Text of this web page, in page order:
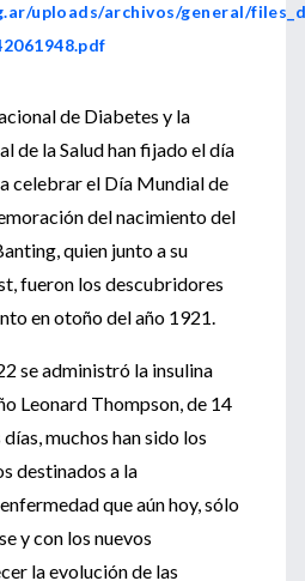
uploads/archivos/general/
de Diabetes y la
de la Salud han fijado el día
celebrar el Día Mundial de
del nacimiento del
quien junto a su
fueron los descubridores
en otoño del año 1921.
se administró la insulina
Leonard Thompson, de 14
muchos han sido los
destinados a la
que aún hoy, sólo
y con los nuevos
la evolución de las